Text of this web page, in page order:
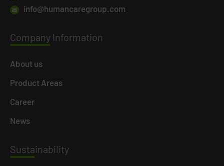
info@humancaregroup.com
Company Information
About us
Product Areas
Career
News
Sustainability